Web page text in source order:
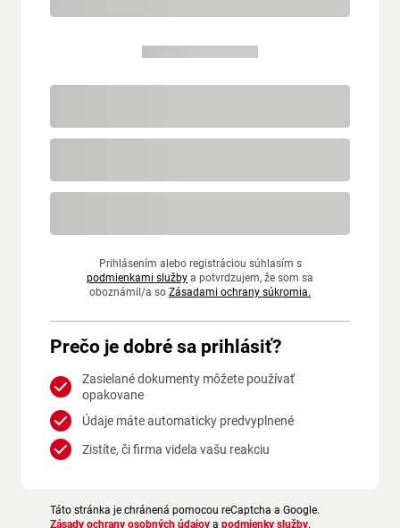
Prihlásením alebo registráciou súhlasím s
podmienkami služby a potvrdzujem, že som sa
oboznámil/a so Zásadami ochrany súkromia.
Prečo je dobré sa prihlásiť?
Zasielané dokumenty môžete používať
opakovane
Údaje máte automaticky predvyplnené
Zistíte, či firma videla vašu reakciu
Táto stránka je chránená pomocou reCaptcha a Google.
Zásady ochrany osobných údajov a podmienky služby.